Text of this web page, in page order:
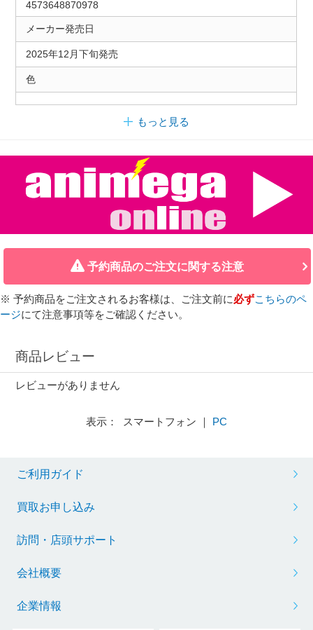
4573648870978
メーカー発売日
2025年12月下旬発売
色
もっと見る
予約商品のご注文に関する注意
※ 予約商品をご注文されるお客様は、ご注文前に必ずこちらのペ
ージにて注意事項等をご確認ください。
商品レビュー
レビューがありません
表示： スマートフォン ｜ PC
ご利用ガイド
買取お申し込み
訪問・店頭サポート
会社概要
企業情報